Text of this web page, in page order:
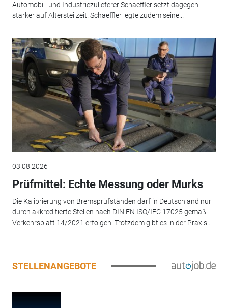
Automobil- und Industriezulieferer Schaeffler setzt dagegen
stärker auf Altersteilzeit. Schaeffler legte zudem seine...
03.08.2026
Prüfmittel: Echte Messung oder Murks
Die Kalibrierung von Bremsprüfständen darf in Deutschland nur
durch akkreditierte Stellen nach DIN EN ISO/IEC 17025 gemäß
Verkehrsblatt 14/2021 erfolgen. Trotzdem gibt es in der Praxis...
STELLENANGEBOTE